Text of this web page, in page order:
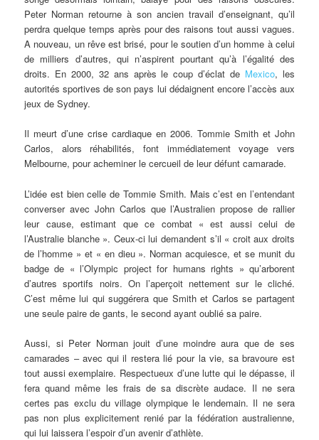
Peter Norman retourne à son ancien travail d’enseignant, qu’il
perdra quelque temps après pour des raisons tout aussi vagues.
A nouveau, un rêve est brisé, pour le soutien d’un homme à celui
de milliers d’autres, qui n’aspirent pourtant qu’à l’égalité des
droits. En 2000, 32 ans après le coup d’éclat de Mexico, les
autorités sportives de son pays lui dédaignent encore l’accès aux
jeux de Sydney.
Il meurt d’une crise cardiaque en 2006. Tommie Smith et John
Carlos, alors réhabilités, font immédiatement voyage vers
Melbourne, pour acheminer le cercueil de leur défunt camarade.
L’idée est bien celle de Tommie Smith. Mais c’est en l’entendant
converser avec John Carlos que l’Australien propose de rallier
leur cause, estimant que ce combat « est aussi celui de
l’Australie blanche ». Ceux-ci lui demandent s’il « croit aux droits
de l’homme » et « en dieu ». Norman acquiesce, et se munit du
badge de « l’Olympic project for humans rights » qu’arborent
d’autres sportifs noirs. On l’aperçoit nettement sur le cliché.
C’est même lui qui suggérera que Smith et Carlos se partagent
une seule paire de gants, le second ayant oublié sa paire.
Aussi, si Peter Norman jouit d’une moindre aura que de ses
camarades – avec qui il restera lié pour la vie, sa bravoure est
tout aussi exemplaire. Respectueux d’une lutte qui le dépasse, il
fera quand même les frais de sa discrète audace. Il ne sera
certes pas exclu du village olympique le lendemain. Il ne sera
pas non plus explicitement renié par la fédération australienne,
qui lui laissera l’espoir d’un avenir d’athlète.